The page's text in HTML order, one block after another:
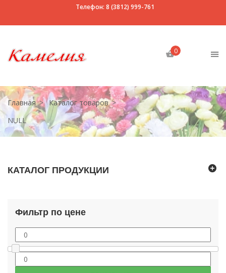
Телефон: 8 (3812) 999-761
0
Главная
Каталог товаров
NULL
КАТАЛОГ ПРОДУКЦИИ
Фильтр по цене